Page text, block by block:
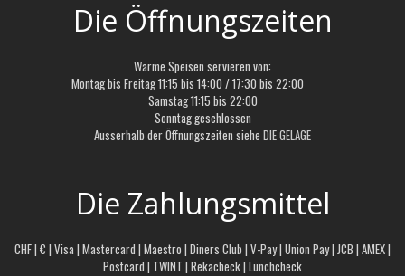
Die Öffnungszeiten
Warme Speisen servieren von:
Montag bis Freitag 11:15 bis 14:00 / 17:30 bis 22:00
Samstag 11:15 bis 22:00
Sonntag geschlossen
Ausserhalb der Öffnungszeiten siehe DIE GELAGE
Die Zahlungsmittel
CHF | € | Visa | Mastercard | Maestro | Diners Club | V-Pay | Union Pay | JCB | AMEX |
Postcard | TWINT | Rekacheck | Lunchcheck